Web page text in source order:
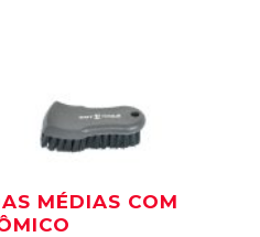
MÉDIAS COM